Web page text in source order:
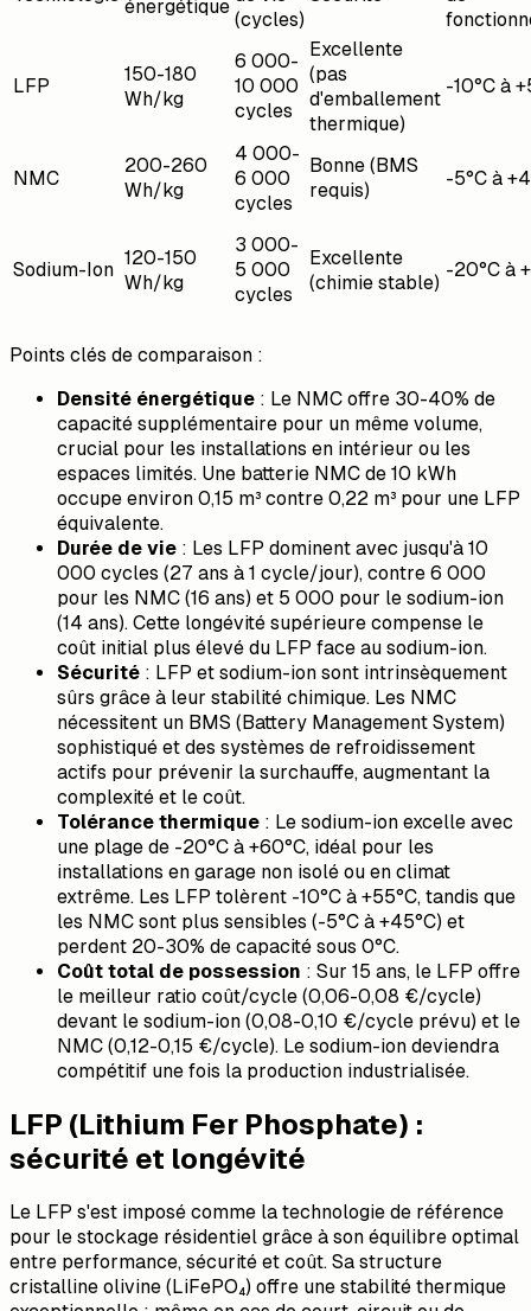
énergétique
(cycles)
LFP
150-180
Wh/kg
6 000-
10 000
cycles
Excellente
(pas
d'emballement
thermique)
-10°C à
NMC
200-260
Wh/kg
4 000-
6 000
cycles
Bonne (BMS
requis)
-5°C à
Sodium-Ion
120-150
Wh/kg
3 000-
5 000
cycles
Excellente
(chimie stable)
-20°C à
Points clés de comparaison :
Densité énergétique : Le NMC offre 30-40% de
capacité supplémentaire pour un même volume,
crucial pour les installations en intérieur ou les
espaces limités. Une batterie NMC de 10 kWh
occupe environ 0,15 m³ contre 0,22 m³ pour une LFP
équivalente.
Durée de vie : Les LFP dominent avec jusqu'à 10
000 cycles (27 ans à 1 cycle/jour), contre 6 000
pour les NMC (16 ans) et 5 000 pour le sodium-ion
(14 ans). Cette longévité supérieure compense le
coût initial plus élevé du LFP face au sodium-ion.
Sécurité : LFP et sodium-ion sont intrinsèquement
sûrs grâce à leur stabilité chimique. Les NMC
nécessitent un BMS (Battery Management System)
sophistiqué et des systèmes de refroidissement
actifs pour prévenir la surchauffe, augmentant la
complexité et le coût.
Tolérance thermique : Le sodium-ion excelle avec
une plage de -20°C à +60°C, idéal pour les
installations en garage non isolé ou en climat
extrême. Les LFP tolèrent -10°C à +55°C, tandis que
les NMC sont plus sensibles (-5°C à +45°C) et
perdent 20-30% de capacité sous 0°C.
Coût total de possession : Sur 15 ans, le LFP offre
le meilleur ratio coût/cycle (0,06-0,08 €/cycle)
devant le sodium-ion (0,08-0,10 €/cycle prévu) et le
NMC (0,12-0,15 €/cycle). Le sodium-ion deviendra
compétitif une fois la production industrialisée.
LFP (Lithium Fer Phosphate) :
sécurité et longévité
Le LFP s'est imposé comme la technologie de référence
pour le stockage résidentiel grâce à son équilibre optimal
entre performance, sécurité et coût. Sa structure
cristalline olivine (LiFePO₄) offre une stabilité thermique